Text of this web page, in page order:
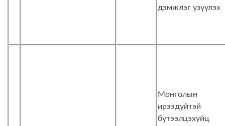
дэмжлэг үзүүлэх
Монголын
ирээдүйтэй
бүтээлцэхүйц